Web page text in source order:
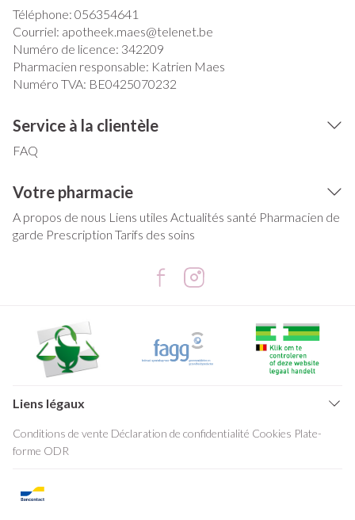
Téléphone: 056354641
Courriel: apotheek.maes@telenet.be
Numéro de licence: 342209
Pharmacien responsable: Katrien Maes
Numéro TVA: BE0425070232
Service à la clientèle
FAQ
Votre pharmacie
A propos de nous Liens utiles Actualités santé Pharmacien de
garde Prescription Tarifs des soins
Liens légaux
Conditions de vente Déclaration de confidentialité Cookies Plate-
forme ODR